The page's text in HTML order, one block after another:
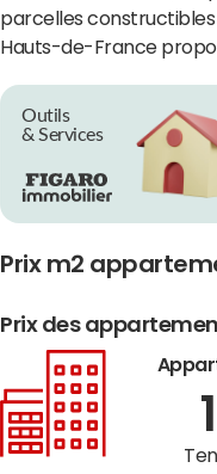
parcelles constructibles
Hauts-de-France
Outils
& Services
Prix m2
Prix des